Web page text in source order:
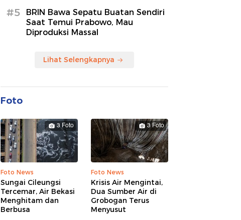
#5
BRIN Bawa Sepatu Buatan Sendiri
Saat Temui Prabowo, Mau
Diproduksi Massal
Lihat Selengkapnya
Foto
3 Foto
Foto News
Sungai Cileungsi
Tercemar, Air Bekasi
Menghitam dan
Berbusa
3 Foto
Foto News
Krisis Air Mengintai,
Dua Sumber Air di
Grobogan Terus
Menyusut